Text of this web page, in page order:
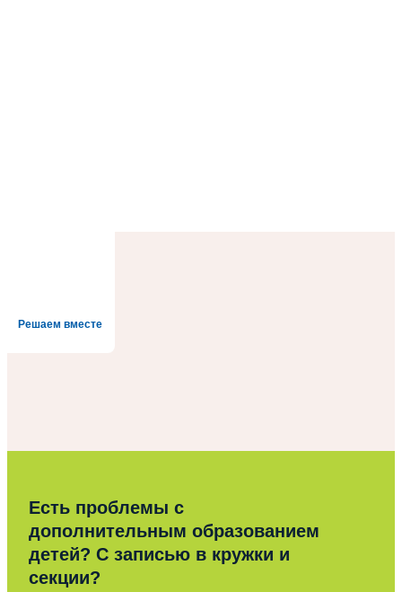
Решаем вместе
Есть проблемы с
дополнительным образованием
детей? С записью в кружки и
секции?